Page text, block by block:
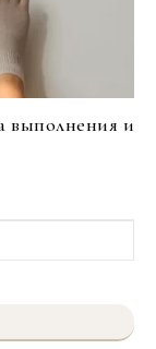
выполнения и